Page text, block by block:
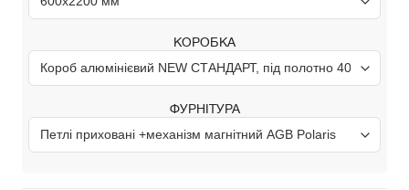
КОРОБКА
ФУРНІТУРА